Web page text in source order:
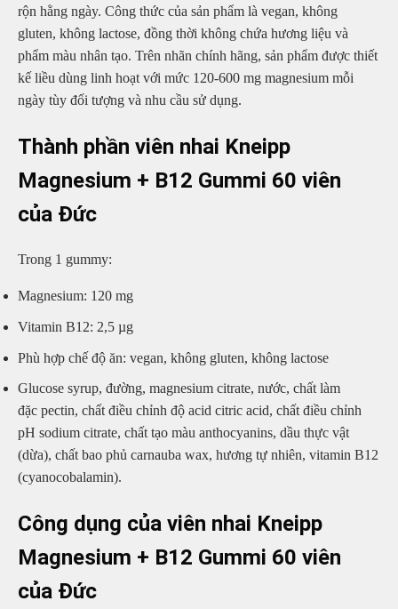
rộn hằng ngày. Công thức của sản phẩm là vegan, không
gluten, không lactose, đồng thời không chứa hương liệu và
phẩm màu nhân tạo. Trên nhãn chính hãng, sản phẩm được thiết
kế liều dùng linh hoạt với mức 120-600 mg magnesium mỗi
ngày tùy đối tượng và nhu cầu sử dụng.
Thành phần viên nhai Kneipp
Magnesium + B12 Gummi 60 viên
của Đức
Trong 1 gummy:
Magnesium: 120 mg
Vitamin B12: 2,5 µg
Phù hợp chế độ ăn: vegan, không gluten, không lactose
Glucose syrup, đường, magnesium citrate, nước, chất làm
đặc pectin, chất điều chỉnh độ acid citric acid, chất điều chỉnh
pH sodium citrate, chất tạo màu anthocyanins, dầu thực vật
(dừa), chất bao phủ carnauba wax, hương tự nhiên, vitamin B12
(cyanocobalamin).
Công dụng của viên nhai Kneipp
Magnesium + B12 Gummi 60 viên
của Đức